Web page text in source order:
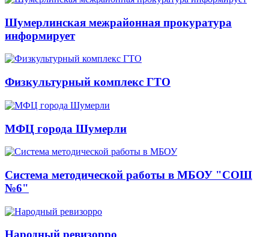
Шумерлинская межрайонная прокуратура
информирует
Физкультурный комплекс ГТО
МФЦ города Шумерли
Система методической работы в МБОУ "СОШ
№6"